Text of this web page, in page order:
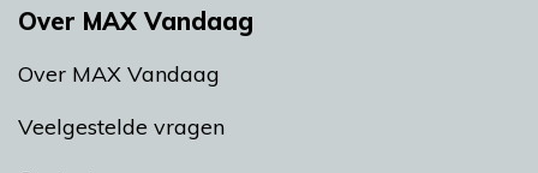
Over MAX Vandaag
Over MAX Vandaag
Veelgestelde vragen